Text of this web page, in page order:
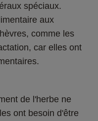
spéciaux.
aux
comme les
car elles ont
de l'herbe ne
ont besoin d'être